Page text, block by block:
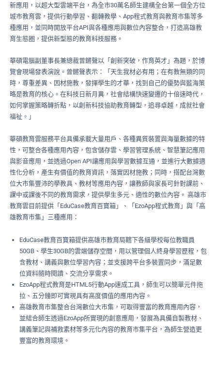
新應用，以超大型雲端平台，為全市30萬名師生建構全台第一個全方位
城市教育雲，提供行動學習、翻轉教學、App程式教育與教育市集等多
種應用，並同時開放平台API與各種應用與數位內容整合，打造高雄教
育生態圈，提供新型態的教育科技服務。
華碩電腦副董事長兼總裁曾鏘聲以「創新突破，作育英才」為題，於博
覽會現場發表演說。曾鏘聲表示：「天生我材必有用；在有教無類的同
時，尊重差異、因材施教，發揮學生的才華，找到自己的優勢與藍海策
略是教育的核心。在科技日新月異，社會結構快速變遷的十倍速時代，
如何掌握策略轉折點，以創新科技協助教育轉型，追尋卓越，成就社會
福祉。」
華碩教育雲服務平台具備承載大量用戶、各種異質裝置與海量數據的特
性，可整合各種應用內容，包含儲存雲、學習管理系統、智慧筆記應用
與影音應用，並透過Open API讓應用與學習數據互通，並進行大數據適
性化分析，產生有價值的教育資訊，落實因材施教；同時，搭配台灣數
位大市集豐沛的學教具、教材等應用內容，讓教師與家長可針對課前、
課中或課後不同的教育需求，提供學生多元、適性的數位內容。 高雄市
教育雲目前提供「EduCase教育百寶箱」、「EzoApp程式教育」與「高
雄教育市集」三種應用：
EduCase教育百寶箱提供高雄市教育局轄下各級學校每位教職員
50GB、學生30GB的雲端儲存空間，用以管理個人終身學習歷程，包
含教材、講義與數位學習內容；並支援跨平台多裝置同步，滿足數
位資料隨時閱讀、交流分享需求。
EzoApp程式教育是HTML5行動App速成工具，師生可以簡單元件拖
拉、五分鐘即可實現具有高度價值的應用內容。
高雄教育市集整合台灣數位大市集，可取得豐富的教育應用內容，
並結合師生透過EzoApp所實現的創意應用，發展為具備自製教材、
講義筆記與補救素材等多元化內容的教育市集平台，為師生營造更
豐富的教育環境。